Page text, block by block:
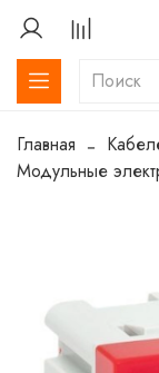
Главная
Модульные